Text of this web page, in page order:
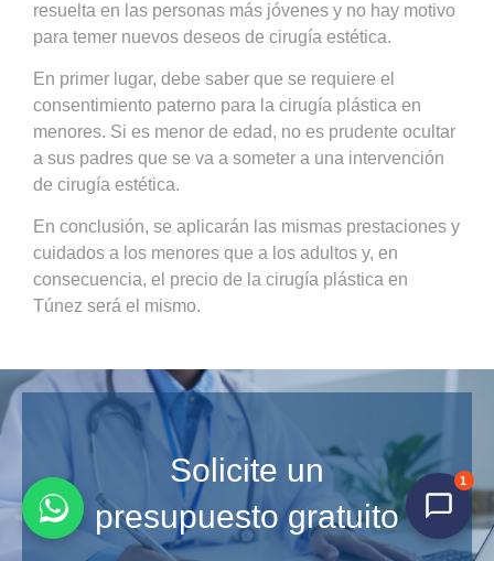
resuelta en las personas más jóvenes y no hay motivo
para temer nuevos deseos de cirugía estética.
En primer lugar, debe saber que se requiere el
consentimiento paterno para la cirugía plástica en
menores. Si es menor de edad, no es prudente ocultar
a sus padres que se va a someter a una intervención
de cirugía estética.
En conclusión, se aplicarán las mismas prestaciones y
cuidados a los menores que a los adultos y, en
consecuencia, el precio de la cirugía plástica en
Túnez será el mismo.
Solicite un
presupuesto gratuito
1